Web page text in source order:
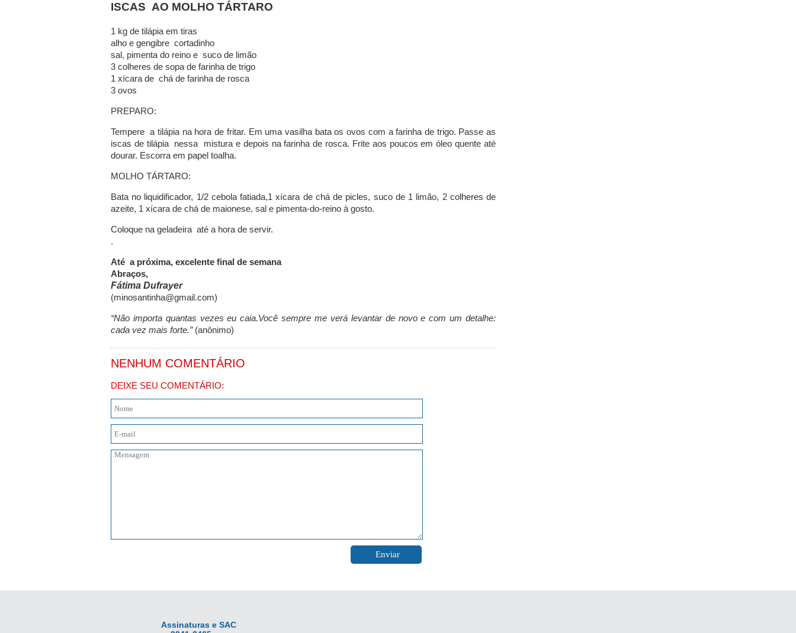
ISCAS AO MOLHO TÁRTARO
1 kg de tilápia em tiras
alho e gengibre cortadinho
sal, pimenta do reino e suco de limão
3 colheres de sopa de farinha de trigo
1 xícara de chá de farinha de rosca
3 ovos
PREPARO:
Tempere a tilápia na hora de fritar. Em uma vasilha bata os ovos com a farinha de trigo. Passe as
iscas de tilápia nessa mistura e depois na farinha de rosca. Frite aos poucos em óleo quente até
dourar. Escorra em papel toalha.
MOLHO TÁRTARO:
Bata no liquidificador, 1/2 cebola fatiada,1 xícara de chá de picles, suco de 1 limão, 2 colheres de
azeite, 1 xícara de chá de maionese, sal e pimenta-do-reino à gosto.
Coloque na geladeira até a hora de servir.
.
Até a próxima, excelente final de semana
Abraços,
Fátima Dufrayer
(minosantinha@gmail.com)
“Não importa quantas vezes eu caia.Você sempre me verá levantar de novo e com um detalhe:
cada vez mais forte.” (anônimo)
NENHUM COMENTÁRIO
DEIXE SEU COMENTÁRIO:
Assinaturas e SAC